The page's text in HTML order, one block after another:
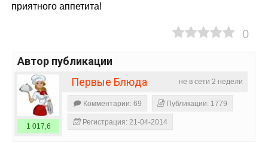
приятного аппетита!
0
Автор публикации
не в сети 2 недели
Первые Блюда
1 017,6
Комментарии: 69 Публикации: 1779
Регистрация: 21-04-2014